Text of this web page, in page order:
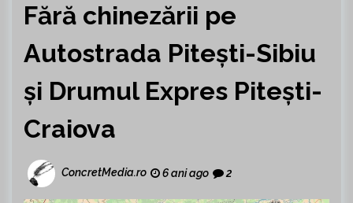
Fără chinezării pe
Autostrada Pitești-Sibiu
și Drumul Expres Pitești-
Craiova
ConcretMedia.ro 6 ani ago 2